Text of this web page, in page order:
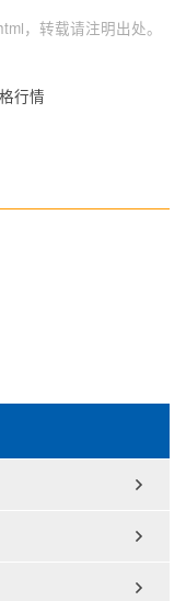
，转载请注明出处。
行情